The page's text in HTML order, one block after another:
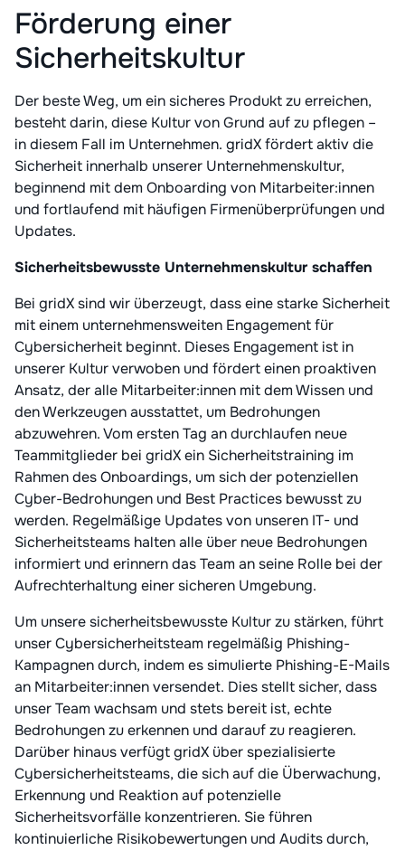
Förderung einer
Sicherheitskultur
Der beste Weg, um ein sicheres Produkt zu erreichen,
besteht darin, diese Kultur von Grund auf zu pflegen –
in diesem Fall im Unternehmen. gridX fördert aktiv die
Sicherheit innerhalb unserer Unternehmenskultur,
beginnend mit dem Onboarding von Mitarbeiter:innen
und fortlaufend mit häufigen Firmenüberprüfungen und
Updates.
Sicherheitsbewusste Unternehmenskultur schaffen
Bei gridX sind wir überzeugt, dass eine starke Sicherheit
mit einem unternehmensweiten Engagement für
Cybersicherheit beginnt. Dieses Engagement ist in
unserer Kultur verwoben und fördert einen proaktiven
Ansatz, der alle Mitarbeiter:innen mit dem Wissen und
den Werkzeugen ausstattet, um Bedrohungen
abzuwehren. Vom ersten Tag an durchlaufen neue
Teammitglieder bei gridX ein Sicherheitstraining im
Rahmen des Onboardings, um sich der potenziellen
Cyber-Bedrohungen und Best Practices bewusst zu
werden. Regelmäßige Updates von unseren IT- und
Sicherheitsteams halten alle über neue Bedrohungen
informiert und erinnern das Team an seine Rolle bei der
Aufrechterhaltung einer sicheren Umgebung.
Um unsere sicherheitsbewusste Kultur zu stärken, führt
unser Cybersicherheitsteam regelmäßig Phishing-
Kampagnen durch, indem es simulierte Phishing-E-Mails
an Mitarbeiter:innen versendet. Dies stellt sicher, dass
unser Team wachsam und stets bereit ist, echte
Bedrohungen zu erkennen und darauf zu reagieren.
Darüber hinaus verfügt gridX über spezialisierte
Cybersicherheitsteams, die sich auf die Überwachung,
Erkennung und Reaktion auf potenzielle
Sicherheitsvorfälle konzentrieren. Sie führen
kontinuierliche Risikobewertungen und Audits durch,